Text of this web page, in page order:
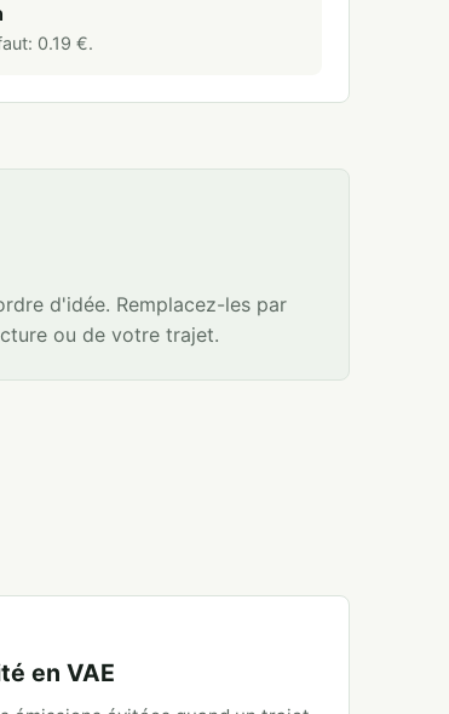
0.19 €.
d'idée. Remplacez-les par
ou de votre trajet.
en VAE